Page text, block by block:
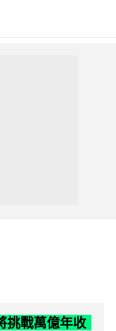
挑戰萬億年收